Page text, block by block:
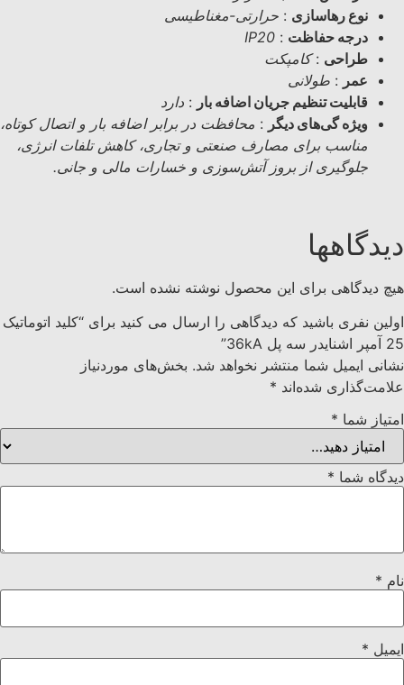
نوع رهاسازی : حرارتی-مغناطیسی
درجه حفاظت :
IP20
طراحی :کامپکت
عمر : طولانی
قابلیت تنظیم جریان اضافه بار : دارد
ویژه گی‌های دیگر : محافظت در برابر اضافه بار و اتصال کوتاه،
مناسب برای مصارف صنعتی و تجاری، کاهش تلفات انرژی،
جلوگیری از بروز آتش‌سوزی و خسارات مالی و جانی.
دیدگاهها
هیچ دیدگاهی برای این محصول نوشته نشده است.
اولین نفری باشید که دیدگاهی را ارسال می کنید برای “کليد اتوماتیک
25 آمپر اشنایدر سه پل 36kA”
نشانی ایمیل شما منتشر نخواهد شد. بخش‌های موردنیاز
علامت‌گذاری شده‌اند *
امتیاز شما *
دیدگاه شما *
نام *
ایمیل *